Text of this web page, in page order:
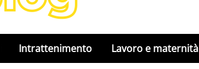
Intrattenimento Lavoro e maternità